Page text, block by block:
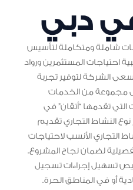
دبي
شاملة ومتكاملة لتأسيس
احتياجات المستثمرين ورواد
الشركة لتوفير تجربة
مجموعة من الخدمات
تقدمها “أتقان” في
النشاط التجاري تقديم
التجاري الأنسب لاحتياجات
لضمان نجاح المشروع.
تسهيل إجراءات تسجيل
أو في المناطق الحرة.